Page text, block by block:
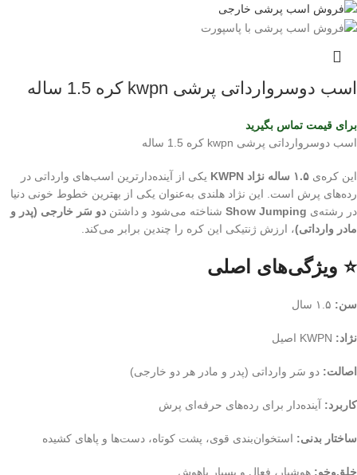
اسب دوسروارداتی پرشی kwpn کره 1.5 ساله
برای قیمت تماس بگیرید
اسب دوسروارداتی پرشی kwpn کره 1.5 ساله
این کره‌ی ۱.۵ ساله نژاد KWPN
یکی از آینده‌دارترین اسب‌های وارداتی در
رده‌های پرش است. این نژاد هلندی به‌عنوان یکی از بهترین خطوط خونی دنیا
در رشته‌ی Show Jumping شناخته می‌شود و داشتن دو سَر خارجی (پدر و
مادر وارداتی)، ارزش ژنتیکی این کره را چندین برابر می‌کند.
⭐ ویژگی‌های اصلی
سن:
نژاد:
اصالت: دو سَر وارداتی (پدر و مادر هر دو خارجی)
کاربرد: آینده‌دار برای رده‌های حرفه‌ای پرش
ساختار بدنی: استخوان‌بندی قوی، پشت کوتاه، دست‌ها و پاهای کشیده
خلق‌وخو: هوشیار، فعال و بسیار باهوش